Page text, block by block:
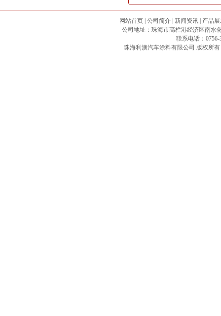
网站首页 公司简介 新闻资讯
产品
公司地址：珠海市高栏港经济区南水
联系电话：0756-
珠海利澳汽车涂料有限公司 版权所有